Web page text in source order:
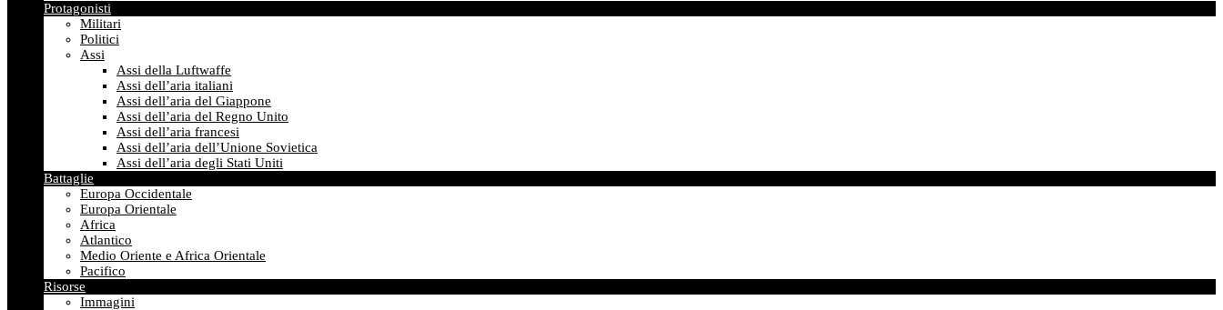
Protagonisti
Militari
Politici
Assi
Assi della Luftwaffe
Assi dell’aria italiani
Assi dell’aria del Giappone
Assi dell’aria del Regno Unito
Assi dell’aria francesi
Assi dell’aria dell’Unione Sovietica
Assi dell’aria degli Stati Uniti
Battaglie
Europa Occidentale
Europa Orientale
Africa
Atlantico
Medio Oriente e Africa Orientale
Pacifico
Risorse
Immagini